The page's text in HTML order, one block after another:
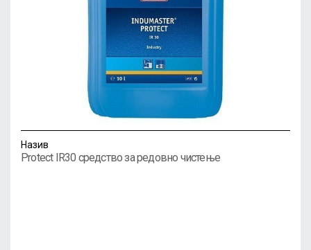
Назив
Protect IR30 средство за редовно чистење